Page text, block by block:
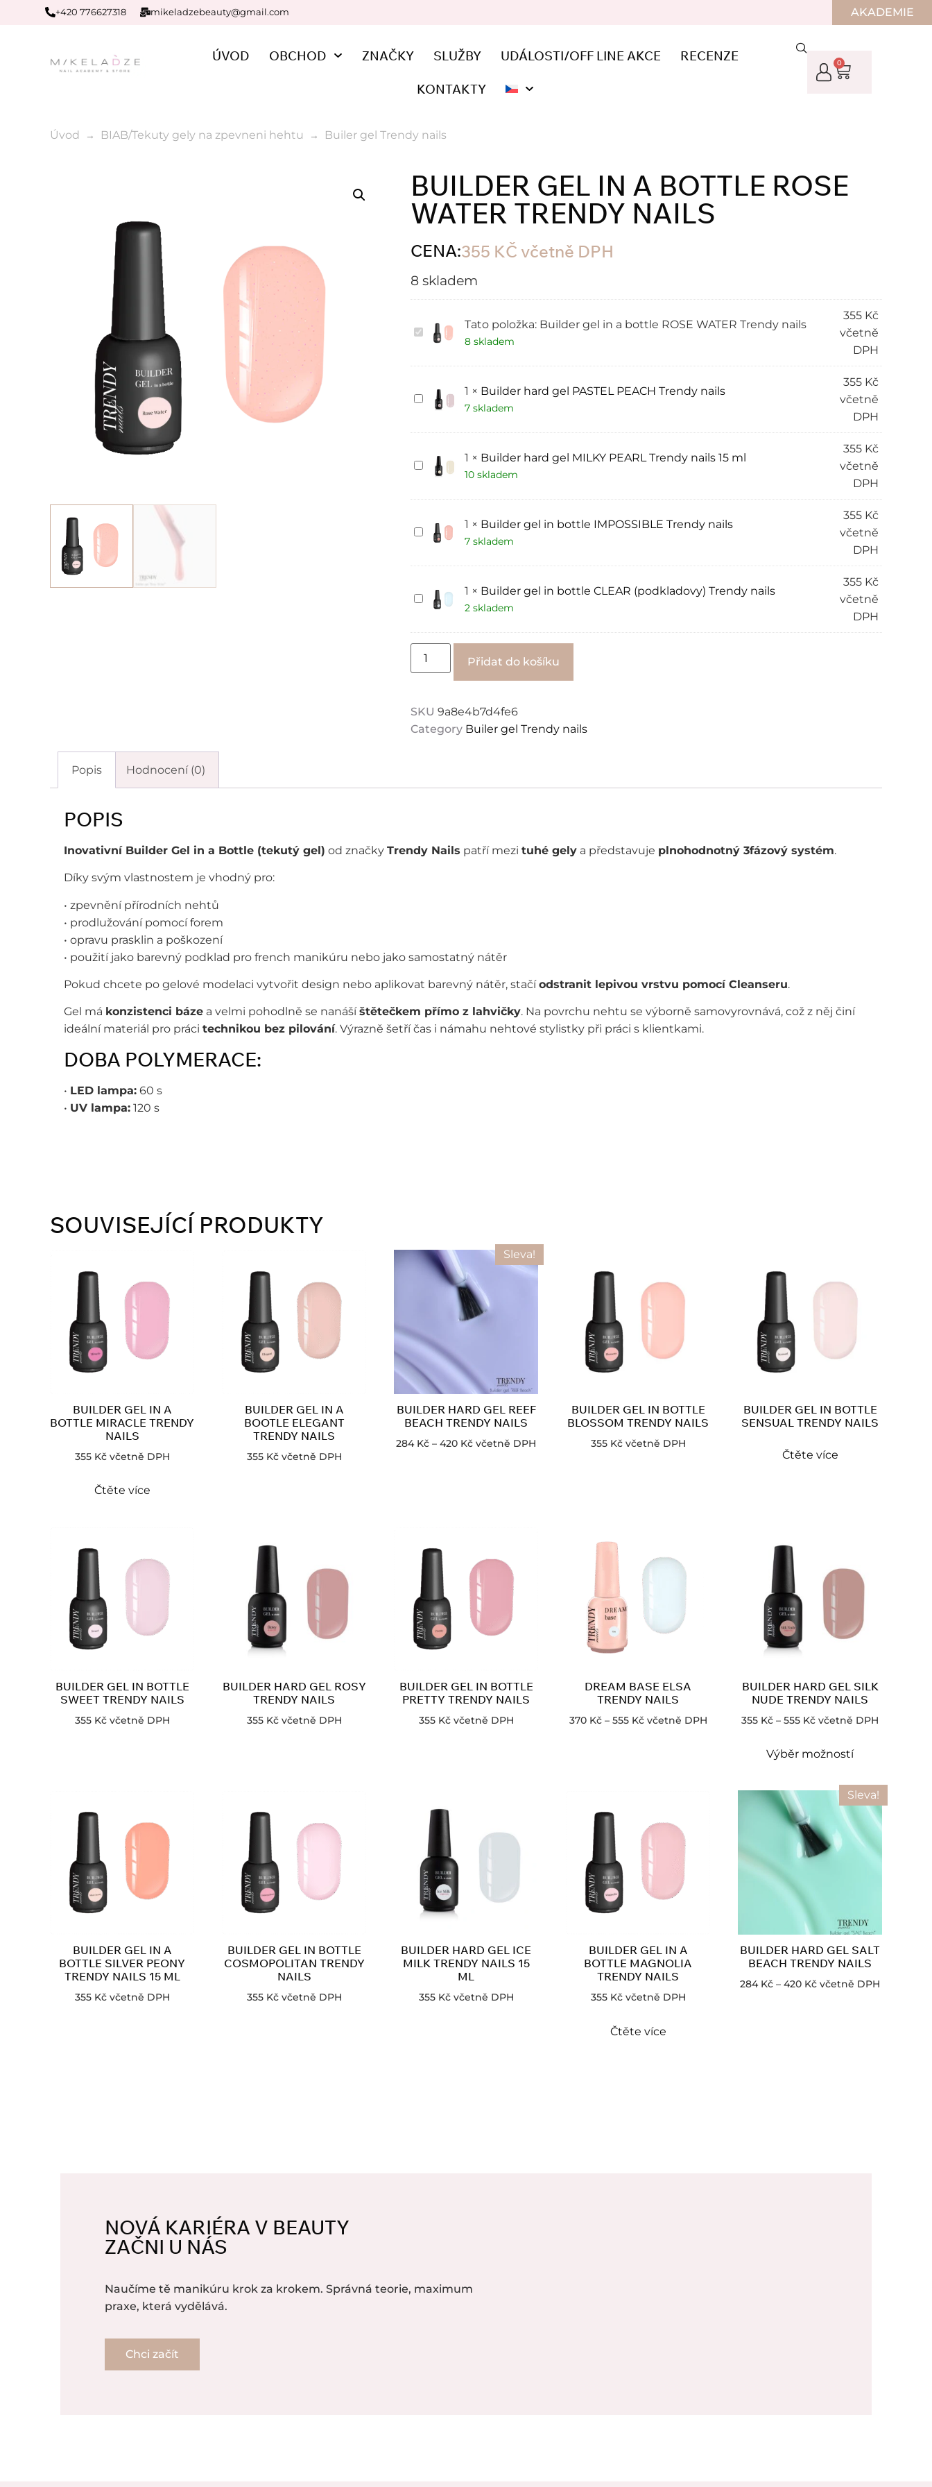
+420 776627318 mikeladzebeauty@gmail.com AKADEMIE
ÚVOD OBCHOD ZNAČKY SLUŽBY UDÁLOSTI/OFF LINE AKCE RECENZE
KONTAKTY
0
Úvod BIAB/Tekuty gely na zpevneni hehtu Builer gel Trendy nails
BUILDER GEL IN A BOTTLE ROSE
WATER TRENDY NAILS
CENA:355 KČ včetně DPH
8 skladem
Builder
gel
a
WATER
Trendy
Tato položka: Builder gel in a bottle ROSE WATER Trendy nails
8 skladem
355 Kč
včetně
DPH
Builder
hard
PASTEL
nails
1 × Builder hard gel PASTEL PEACH Trendy nails
7 skladem
355 Kč
včetně
DPH
Builder
hard
MILKY
nails
15
1 × Builder hard gel MILKY PEARL Trendy nails 15 ml
10 skladem
355 Kč
včetně
DPH
Builder
gel
bottle
nails
1 × Builder gel in bottle IMPOSSIBLE Trendy nails
7 skladem
355 Kč
včetně
DPH
Builder
gel
bottle
CLEAR
(podkladovy)
Trendy
nails
1 × Builder gel in bottle CLEAR (podkladovy) Trendy nails
2 skladem
355 Kč
včetně
DPH
Přidat do košíku
SKU 9a8e4b7d4fe6
Category Builer gel Trendy nails
Popis Hodnocení (0)
POPIS
Inovativní Builder Gel in a Bottle (tekutý gel) od značky Trendy Nails patří mezi tuhé gely a představuje plnohodnotný 3fázový systém.
Díky svým vlastnostem je vhodný pro:
• zpevnění přírodních nehtů
• prodlužování pomocí forem
• opravu prasklin a poškození
• použití jako barevný podklad pro french manikúru nebo jako samostatný nátěr
Pokud chcete po gelové modelaci vytvořit design nebo aplikovat barevný nátěr, stačíodstranit lepivou vrstvu pomocí Cleanseru.
Gel má konzistenci báze a velmi pohodlně se nanášíštětečkem přímo z lahvičky. Na povrchu nehtu se výborně samovyrovnává, což z něj činí
ideální materiál pro práci technikou bez pilování. Výrazně šetří čas i námahu nehtové stylistky při práci s klientkami.
DOBA POLYMERACE:
• LED lampa: 60 s
• UV lampa: 120 s
SOUVISEJÍCÍ PRODUKTY
BUILDER GEL IN A
BOTTLE MIRACLE TRENDY
NAILS
355 Kč včetně DPH
Čtěte více
BUILDER GEL IN A
BOOTLE ELEGANT
TRENDY NAILS
355 Kč včetně DPH
Sleva!
BUILDER HARD GEL REEF
BEACH TRENDY NAILS
284 Kč – 420 Kč včetně DPH
BUILDER GEL IN BOTTLE
BLOSSOM TRENDY NAILS
355 Kč včetně DPH
BUILDER GEL IN BOTTLE
SENSUAL TRENDY NAILS
Čtěte více
BUILDER GEL IN BOTTLE
SWEET TRENDY NAILS
355 Kč včetně DPH
BUILDER HARD GEL ROSY
TRENDY NAILS
355 Kč včetně DPH
BUILDER GEL IN BOTTLE
PRETTY TRENDY NAILS
355 Kč včetně DPH
DREAM BASE ELSA
TRENDY NAILS
370 Kč – 555 Kč včetně DPH
BUILDER HARD GEL SILK
NUDE TRENDY NAILS
355 Kč – 555 Kč včetně DPH
Výběr možností
BUILDER GEL IN A
BOTTLE SILVER PEONY
TRENDY NAILS 15 ML
355 Kč včetně DPH
BUILDER GEL IN BOTTLE
COSMOPOLITAN TRENDY
NAILS
355 Kč včetně DPH
BUILDER HARD GEL ICE
MILK TRENDY NAILS 15
ML
355 Kč včetně DPH
BUILDER GEL IN A
BOTTLE MAGNOLIA
TRENDY NAILS
355 Kč včetně DPH
Čtěte více
Sleva!
BUILDER HARD GEL SALT
BEACH TRENDY NAILS
284 Kč – 420 Kč včetně DPH
NOVÁ KARIÉRA V BEAUTY
ZAČNI U NÁS
Naučíme tě manikúru krok za krokem. Správná teorie, maximum
praxe, která vydělává.
Chci začít